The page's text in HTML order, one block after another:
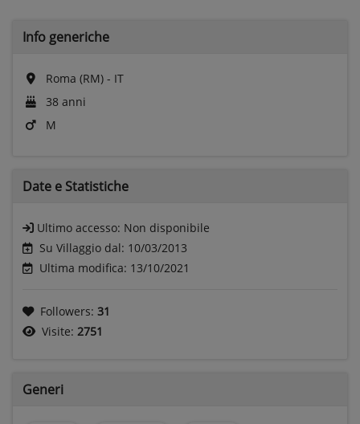
Info generiche
Roma (RM) - IT
38 anni
M
Date e Statistiche
Ultimo accesso: Non disponibile
Su Villaggio dal: 10/03/2013
Ultima modifica: 13/10/2021
Followers: 31
Visite: 2751
Generi